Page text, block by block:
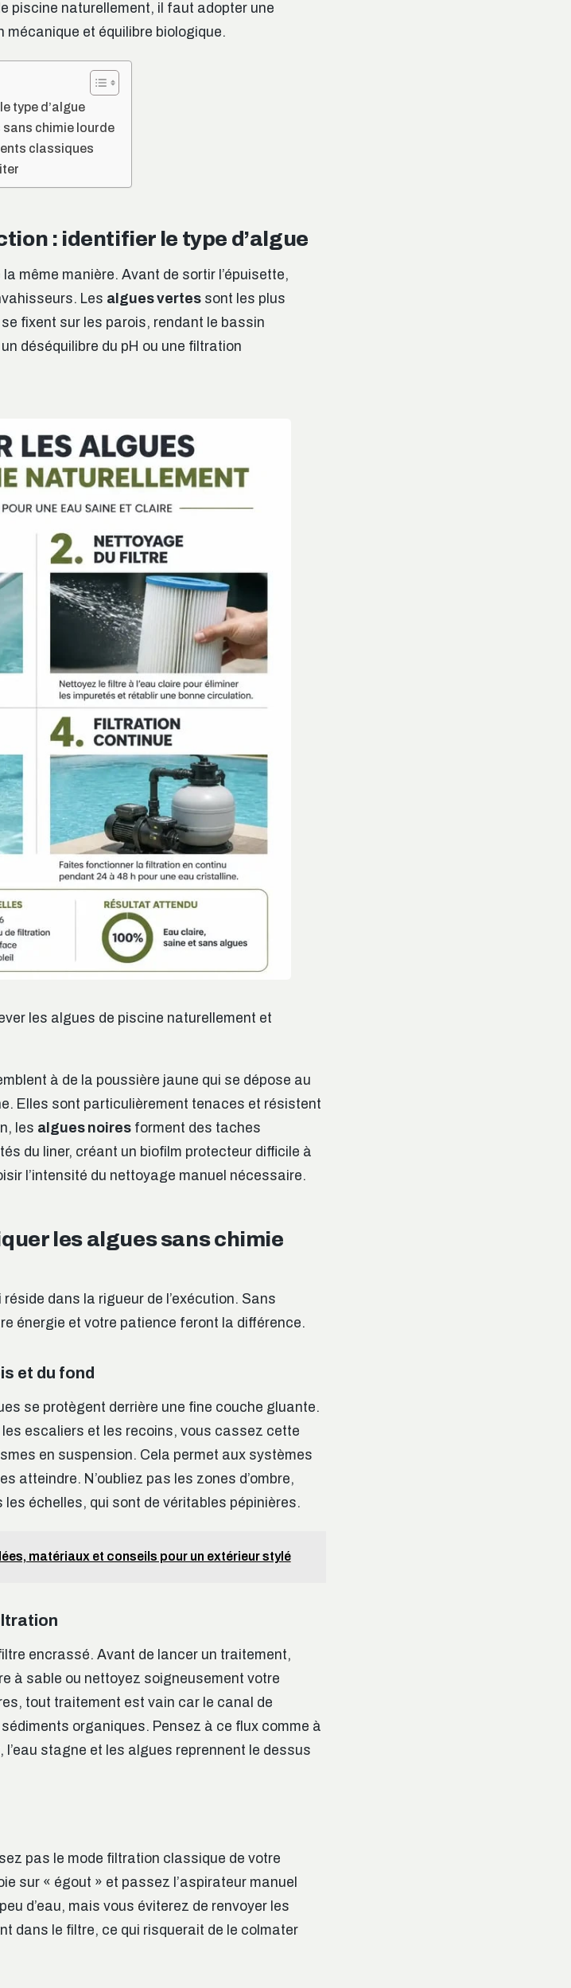
piscine naturellement, il faut adopter une
et équilibre biologique.
type d’algue
sans chimie lourde
classiques
: identifier le type d’algue
même manière. Avant de sortir l’épuisette,
Les algues vertes sont les plus
fixent sur les parois, rendant le bassin
déséquilibre du pH ou une filtration
les algues de piscine naturellement et
à de la poussière jaune qui se dépose au
Elles sont particulièrement tenaces et résistent
les algues noires forment des taches
du liner, créant un biofilm protecteur difficile à
l’intensité du nettoyage manuel nécessaire.
les algues sans chimie
dans la rigueur de l’exécution. Sans
énergie et votre patience feront la différence.
et du fond
se protègent derrière une fine couche gluante.
escaliers et les recoins, vous cassez cette
en suspension. Cela permet aux systèmes
atteindre. N’oubliez pas les zones d’ombre,
échelles, qui sont de véritables pépinières.
matériaux et conseils pour un extérieur stylé
encrassé. Avant de lancer un traitement,
à sable ou nettoyez soigneusement votre
tout traitement est vain car le canal de
organiques. Pensez à ce flux comme à
stagne et les algues reprennent le dessus
pas le mode filtration classique de votre
sur « égout » et passez l’aspirateur manuel
d’eau, mais vous éviterez de renvoyer les
dans le filtre, ce qui risquerait de le colmater